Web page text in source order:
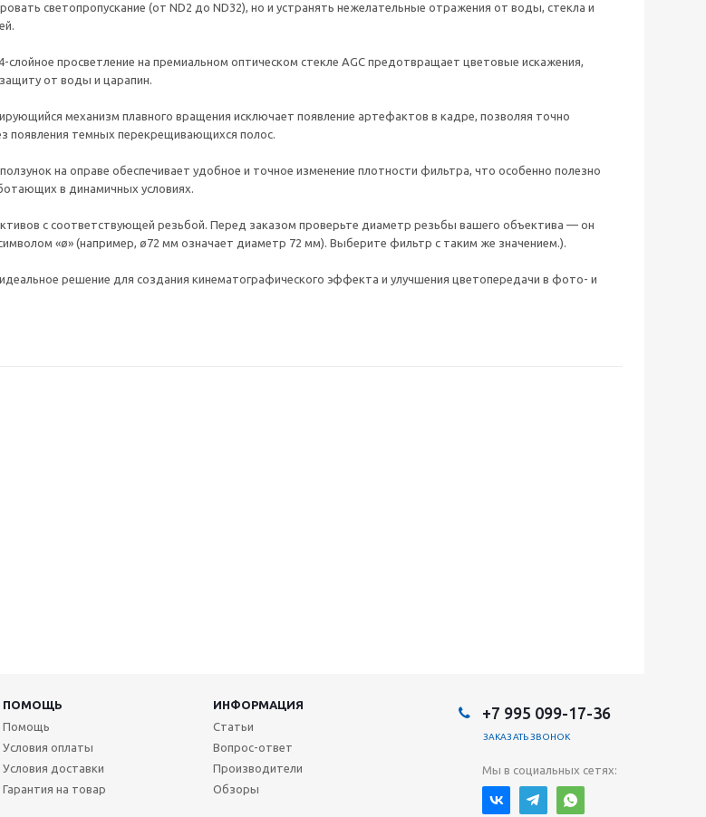
светопропускание (от ND2 до ND32), но и устранять нежелательные отражения от воды, стекла и
слойное просветление на премиальном оптическом стекле AGC предотвращает цветовые искажения,
от воды и царапин.
механизм плавного вращения исключает появление артефактов в кадре, позволяя точно
появления темных перекрещивающихся полос.
на оправе обеспечивает удобное и точное изменение плотности фильтра, что особенно полезно
в динамичных условиях.
с соответствующей резьбой. Перед заказом проверьте диаметр резьбы вашего объектива — он
«ø» (например, ø72 мм означает диаметр 72 мм). Выберите фильтр с таким же значением.).
идеальное решение для создания кинематографического эффекта и улучшения цветопередачи в фото- и
ПОМОЩЬ
ИНФОРМАЦИЯ
Помощь
Условия оплаты
Условия доставки
Гарантия на товар
Статьи
Вопрос-ответ
Производители
Обзоры
+7 995 099-17-36
ЗАКАЗАТЬ ЗВОНОК
Мы в социальных сетях: